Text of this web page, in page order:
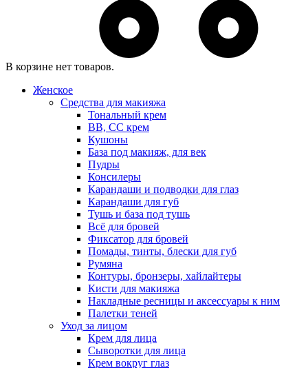
В корзине нет товаров.
Женское
Средства для макияжа
Тональный крем
BB, CC крем
Кушоны
База под макияж, для век
Пудры
Консилеры
Карандаши и подводки для глаз
Карандаши для губ
Тушь и база под тушь
Всё для бровей
Фиксатор для бровей
Помады, тинты, блески для губ
Румяна
Контуры, бронзеры, хайлайтеры
Кисти для макияжа
Накладные ресницы и аксессуары к ним
Палетки теней
Уход за лицом
Крем для лица
Сыворотки для лица
Крем вокруг глаз